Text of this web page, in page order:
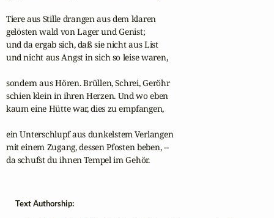
Tiere aus Stille drangen aus dem klaren
gelösten wald von Lager und Genist;
und da ergab sich, daß sie nicht aus List
und nicht aus Angst in sich so leise waren,
sondern aus Hören. Brüllen, Schrei, Geröhr
schien klein in ihren Herzen. Und wo eben
kaum eine Hütte war, dies zu empfangen,
ein Unterschlupf aus dunkelstem Verlangen
mit einem Zugang, dessen Pfosten beben, --
da schufst du ihnen Tempel im Gehör.
Text Authorship: